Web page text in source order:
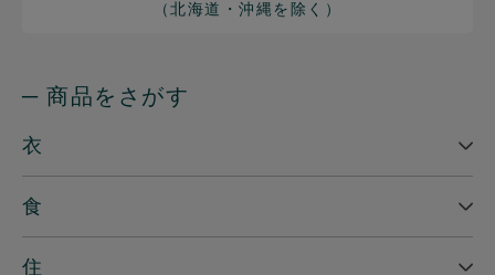
（北海道・沖縄を除く）
─ 商品をさがす
衣
食
住